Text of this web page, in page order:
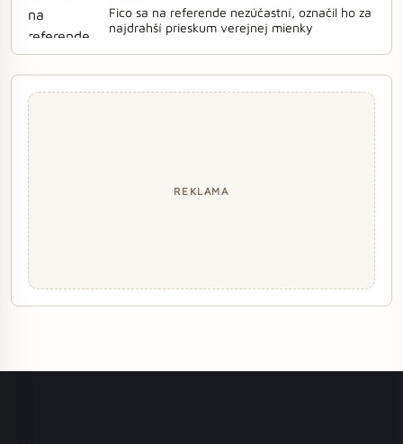
Fico sa na referende nezúčastní, označil ho za
najdrahší prieskum verejnej mienky
REKLAMA